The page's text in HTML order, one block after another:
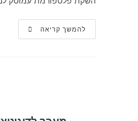
להמשך קריאה